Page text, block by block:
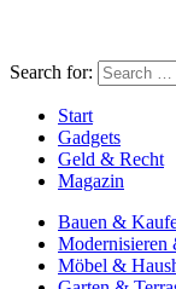
Search for:
Start
Gadgets
Geld & Recht
Magazin
Bauen &
Modernisieren
Möbel &